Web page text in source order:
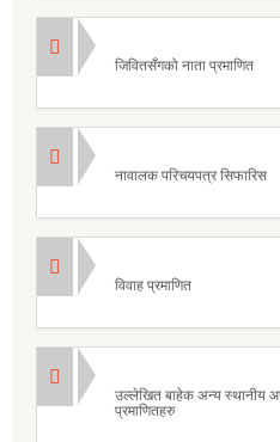
जिवितसँगको नाता प्रमाणित
नावालक परिचयपत्र सिफारिस
विवाह प्रमाणित
उल्लेखित बाहेक अन्य स्थानीय
प्रमाणितहरु